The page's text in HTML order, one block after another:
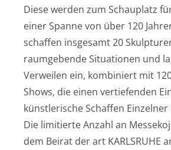
Diese werden zum Schauplatz
einer Spanne von über 120
schaffen insgesamt 20
raumgebende Situationen und
Verweilen ein, kombiniert mit
Shows, die einen vertiefenden
künstlerische Schaffen
Die limitierte Anzahl an
dem Beirat der art KARLSRUHE